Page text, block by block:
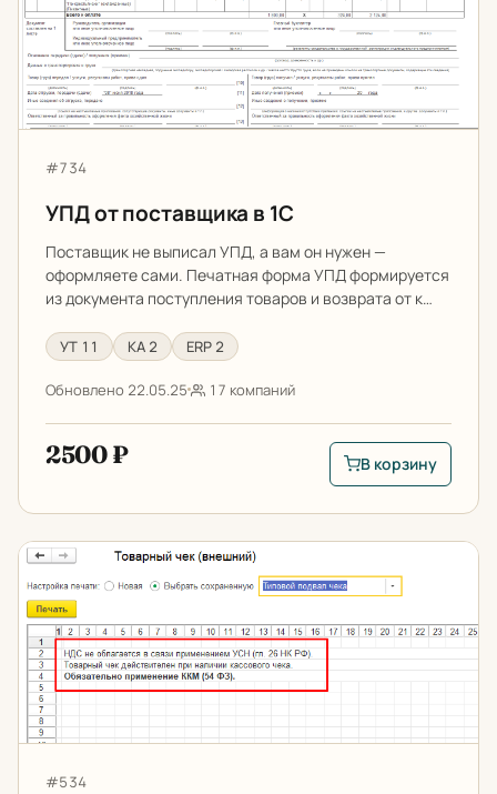
Артикул:
#734
УПД от поставщика в 1С
Поставщик не выписал УПД, а вам он нужен —
оформляете сами. Печатная форма УПД формируется
из документа поступления товаров и возврата от к…
УТ 11 КА 2 ERP 2
Обновлено 22.05.25 17 компаний
2500 ₽
В корзину: УПД от
В корзину
Произвольные данные в товарном чеке
Артикул:
#534